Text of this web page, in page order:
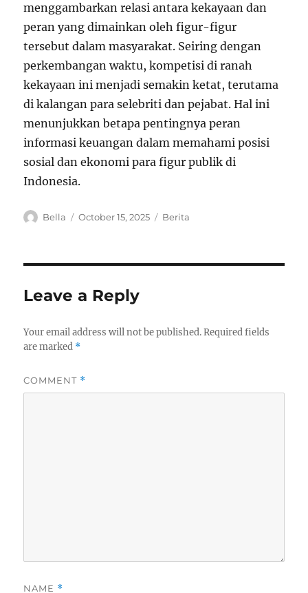
menggambarkan relasi antara kekayaan dan
peran yang dimainkan oleh figur-figur
tersebut dalam masyarakat. Seiring dengan
perkembangan waktu, kompetisi di ranah
kekayaan ini menjadi semakin ketat, terutama
di kalangan para selebriti dan pejabat. Hal ini
menunjukkan betapa pentingnya peran
informasi keuangan dalam memahami posisi
sosial dan ekonomi para figur publik di
Indonesia.
A
Bella
P
o
October 15, 2025
C
e
Berita
Leave a Reply
Your email address will not be published. Required fields
are marked *
COMMENT *
NAME *